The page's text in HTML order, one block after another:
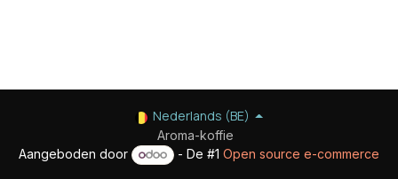
Aroma-koffie
Nederlands (BE)
Aangeboden door - De #1Open source e-commerce